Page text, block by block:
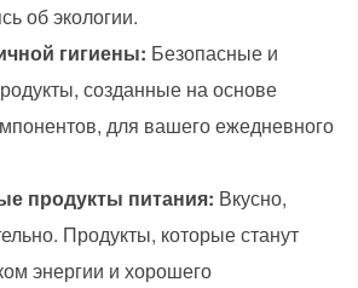
об экологии.
гигиены: Безопасные и
созданные на основе
для вашего ежедневного
продукты питания: Вкусно,
Продукты, которые станут
энергии и хорошего